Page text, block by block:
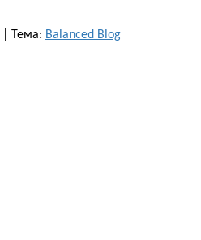
Тема: Balanced Blog